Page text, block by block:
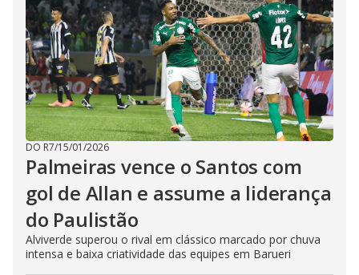
DO R7/15/01/2026
Palmeiras vence o Santos com
gol de Allan e assume a liderança
do Paulistão
Alviverde superou o rival em clássico marcado por chuva
intensa e baixa criatividade das equipes em Barueri